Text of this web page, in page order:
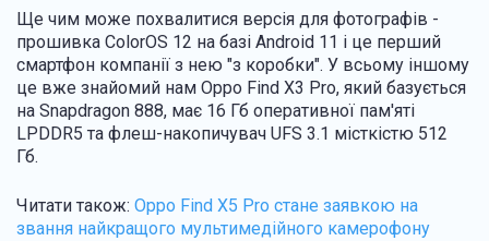
Ще чим може похвалитися версія для фотографів -
прошивка ColorOS 12 на базі Android 11 і це перший
смартфон компанії з нею "з коробки". У всьому іншому
це вже знайомий нам Oppo Find X3 Pro, який базується
на Snapdragon 888, має 16 Гб оперативної пам'яті
LPDDR5 та флеш-накопичувач UFS 3.1 місткістю 512
Гб.
Читати також: Oppo Find X5 Pro стане заявкою на
звання найкращого мультимедійного камерофону